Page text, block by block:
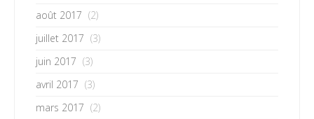
août 2017 (2)
juillet 2017 (3)
juin 2017 (3)
avril 2017 (3)
mars 2017 (2)